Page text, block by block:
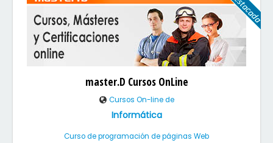
master.D Cursos OnLine
Cursos On-line de
Informática
Curso de programación de páginas Web